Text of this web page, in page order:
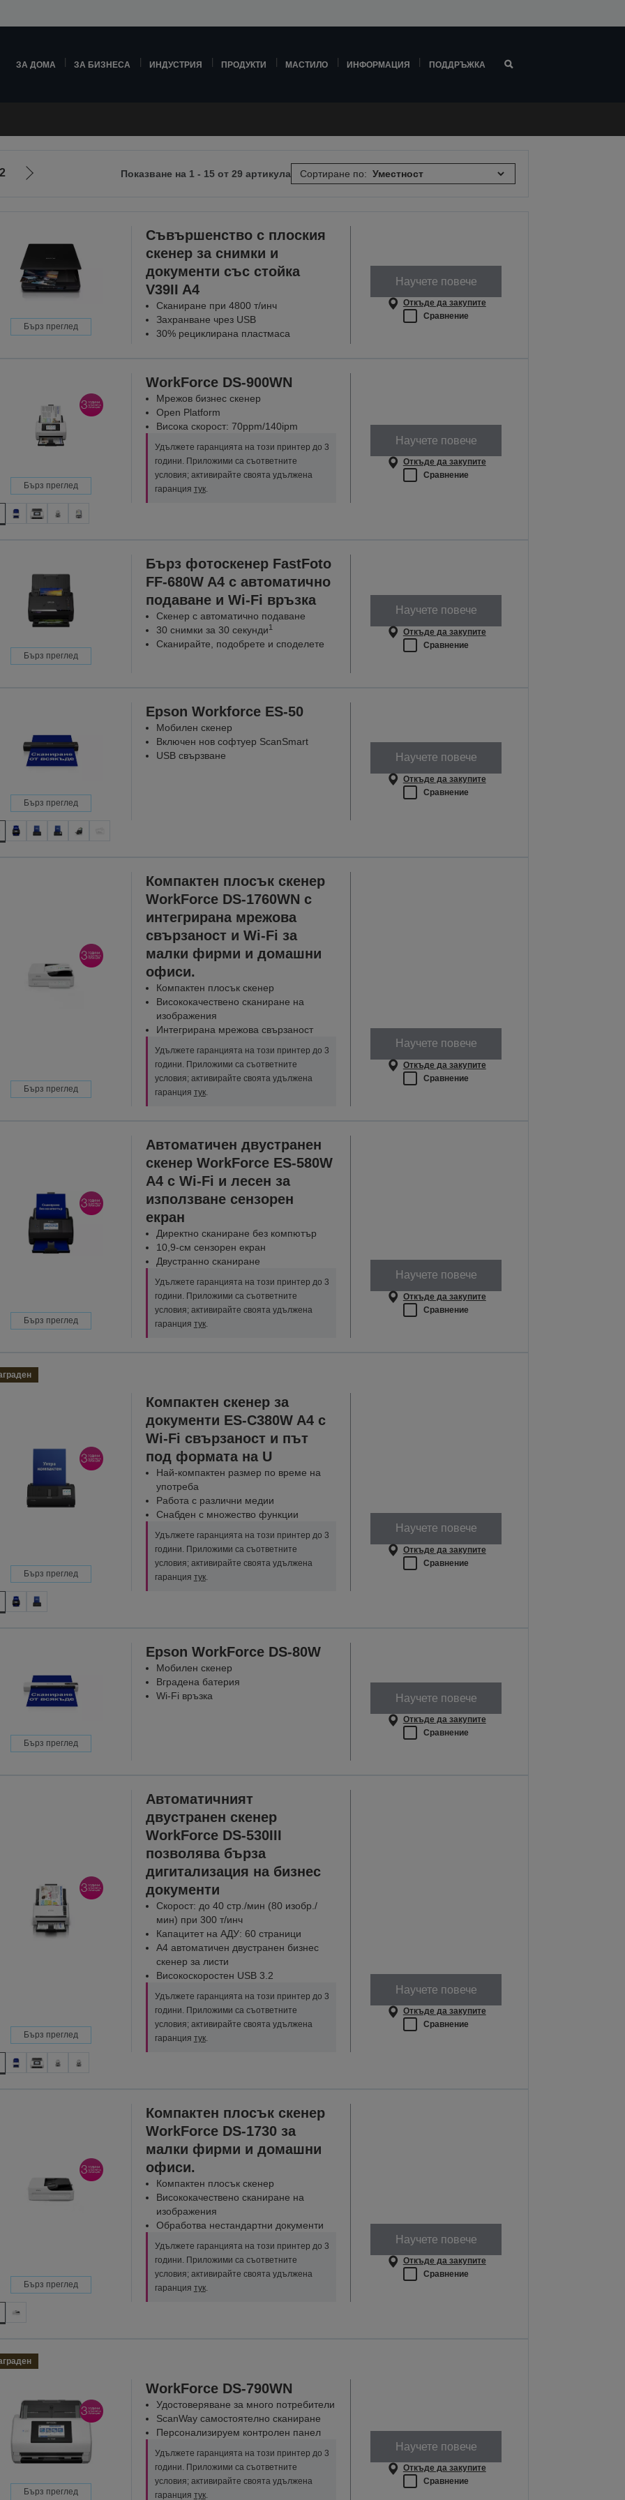
ЗА ДОМА ЗА БИЗНЕСА ИНДУСТРИЯ ПРОДУКТИ МАСТИЛО ИНФОРМАЦИЯ ПОДДРЪЖКА
2
Отиди
Показване на 1 - 15 от 29 артикула Сортиране по:
Бърз преглед
Съвършенство с плоския
скенер за снимки и
документи със стойка
V39II A4
Сканиране при 4800 т/инч
Захранване чрез USB
30% рециклирана пластмаса
Научете повече
Откъде да закупите
Сравнение
Бърз преглед
WorkForce DS-900WN
Мрежов бизнес скенер
Open Platform
Висока скорост: 70ppm/140ipm
Удължете гаранцията на този принтер до 3
години. Приложими са съответните
условия; активирайте своята удължена
гаранция тук.
Научете повече
Откъде да закупите
Сравнение
Бърз преглед
Бърз фотоскенер FastFoto
FF-680W A4 с автоматично
подаване и Wi-Fi връзка
Скенер с автоматично подаване
30 снимки за 30 секунди1
Сканирайте, подобрете и споделете
Научете повече
Откъде да закупите
Сравнение
Бърз преглед
Epson Workforce ES-50
Мобилен скенер
Включен нов софтуер ScanSmart
USB свързване
Научете повече
Откъде да закупите
Сравнение
Бърз преглед
Компактен плосък скенер
WorkForce DS-1760WN с
интегрирана мрежова
свързаност и Wi-Fi за
малки фирми и домашни
офиси.
Компактен плосък скенер
Висококачествено сканиране на
изображения
Интегрирана мрежова свързаност
Удължете гаранцията на този принтер до 3
години. Приложими са съответните
условия; активирайте своята удължена
гаранция тук.
Научете повече
Откъде да закупите
Сравнение
Бърз преглед
Автоматичен двустранен
скенер WorkForce ES-580W
A4 с Wi-Fi и лесен за
използване сензорен
екран
Директно сканиране без компютър
10,9-см сензорен екран
Двустранно сканиране
Удължете гаранцията на този принтер до 3
години. Приложими са съответните
условия; активирайте своята удължена
гаранция тук.
Научете повече
Откъде да закупите
Сравнение
Бърз преглед
Компактен скенер за
документи ES-C380W A4 с
Wi-Fi свързаност и път
под формата на U
Най-компактен размер по време на
употреба
Работа с различни медии
Снабден с множество функции
Удължете гаранцията на този принтер до 3
години. Приложими са съответните
условия; активирайте своята удължена
гаранция тук.
Научете повече
Откъде да закупите
Сравнение
Бърз преглед
Epson WorkForce DS-80W
Мобилен скенер
Вградена батерия
Wi-Fi връзка
Научете повече
Откъде да закупите
Сравнение
Бърз преглед
Автоматичният
двустранен скенер
WorkForce DS-530III
позволява бърза
дигитализация на бизнес
документи
Скорост: до 40 стр./мин (80 изобр./
мин) при 300 т/инч
Капацитет на АДУ: 60 страници
A4 автоматичен двустранен бизнес
скенер за листи
Високоскоростен USB 3.2
Удължете гаранцията на този принтер до 3
години. Приложими са съответните
условия; активирайте своята удължена
гаранция тук.
Научете повече
Откъде да закупите
Сравнение
Бърз преглед
Компактен плосък скенер
WorkForce DS-1730 за
малки фирми и домашни
офиси.
Компактен плосък скенер
Висококачествено сканиране на
изображения
Обработва нестандартни документи
Удължете гаранцията на този принтер до 3
години. Приложими са съответните
условия; активирайте своята удължена
гаранция тук.
Научете повече
Откъде да закупите
Сравнение
Бърз преглед
WorkForce DS-790WN
Удостоверяване за много потребители
ScanWay самостоятелно сканиране
Персонализируем контролен панел
Удължете гаранцията на този принтер до 3
години. Приложими са съответните
условия; активирайте своята удължена
гаранция тук.
Научете повече
Откъде да закупите
Сравнение